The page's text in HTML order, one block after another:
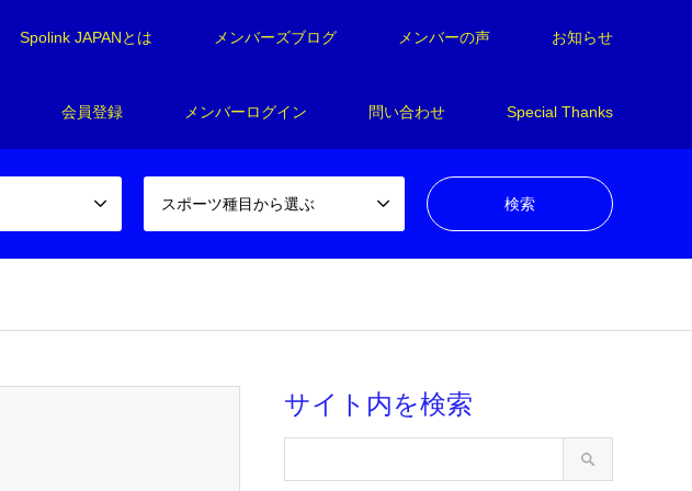
Spolink JAPANとは メンバーズブログ メンバーの声 お知らせ
会員登録 メンバーログイン 問い合わせ Special Thanks
スポーツ種目から選ぶ
サイト内を検索